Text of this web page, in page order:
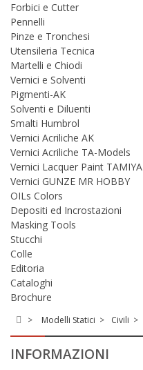
Forbici e Cutter
Pennelli
Pinze e Tronchesi
Utensileria Tecnica
Martelli e Chiodi
Vernici e Solventi
Pigmenti-AK
Solventi e Diluenti
Smalti Humbrol
Vernici Acriliche AK
Vernici Acriliche TA-Models
Vernici Lacquer Paint TAMIYA
Vernici GUNZE MR HOBBY
OILs Colors
Depositi ed Incrostazioni
Masking Tools
Stucchi
Colle
Editoria
Cataloghi
Brochure
> Modelli Statici > Civili >
INFORMAZIONI